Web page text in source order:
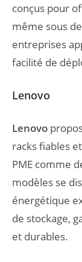
conçus pour
même sous
entreprises
facilité de
Lenovo
Lenovo
racks fiables
PME comme
modèles se
énergétique
de stockage,
et durables.